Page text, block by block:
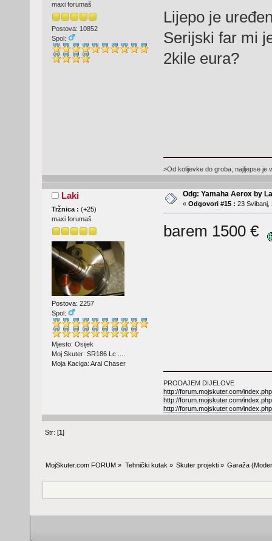
maxi forumaš
Postova: 10852
Spol:
Lijepo je
Serijski far mi
2kile eura?
>Od kolijevke do groba, najljepse je
Laki
Tržnica : (+25)
maxi forumaš
Postova: 2257
Spol:
Mjesto: Osijek
Moj Skuter: SR186 Lc ....
Moja Kaciga: Arai Chaser
Odg: Yamaha Aerox by
« Odgovori #15 : 23 Svibanj,
barem 1500 €
PRODAJEM DIJELOVE
http://forum.mojskuter.com/
http://forum.mojskuter.com/
http://forum.mojskuter.com/
Str: [1]
MojSkuter.com FORUM » Tehnički kutak » Skuter projekti» Garaža